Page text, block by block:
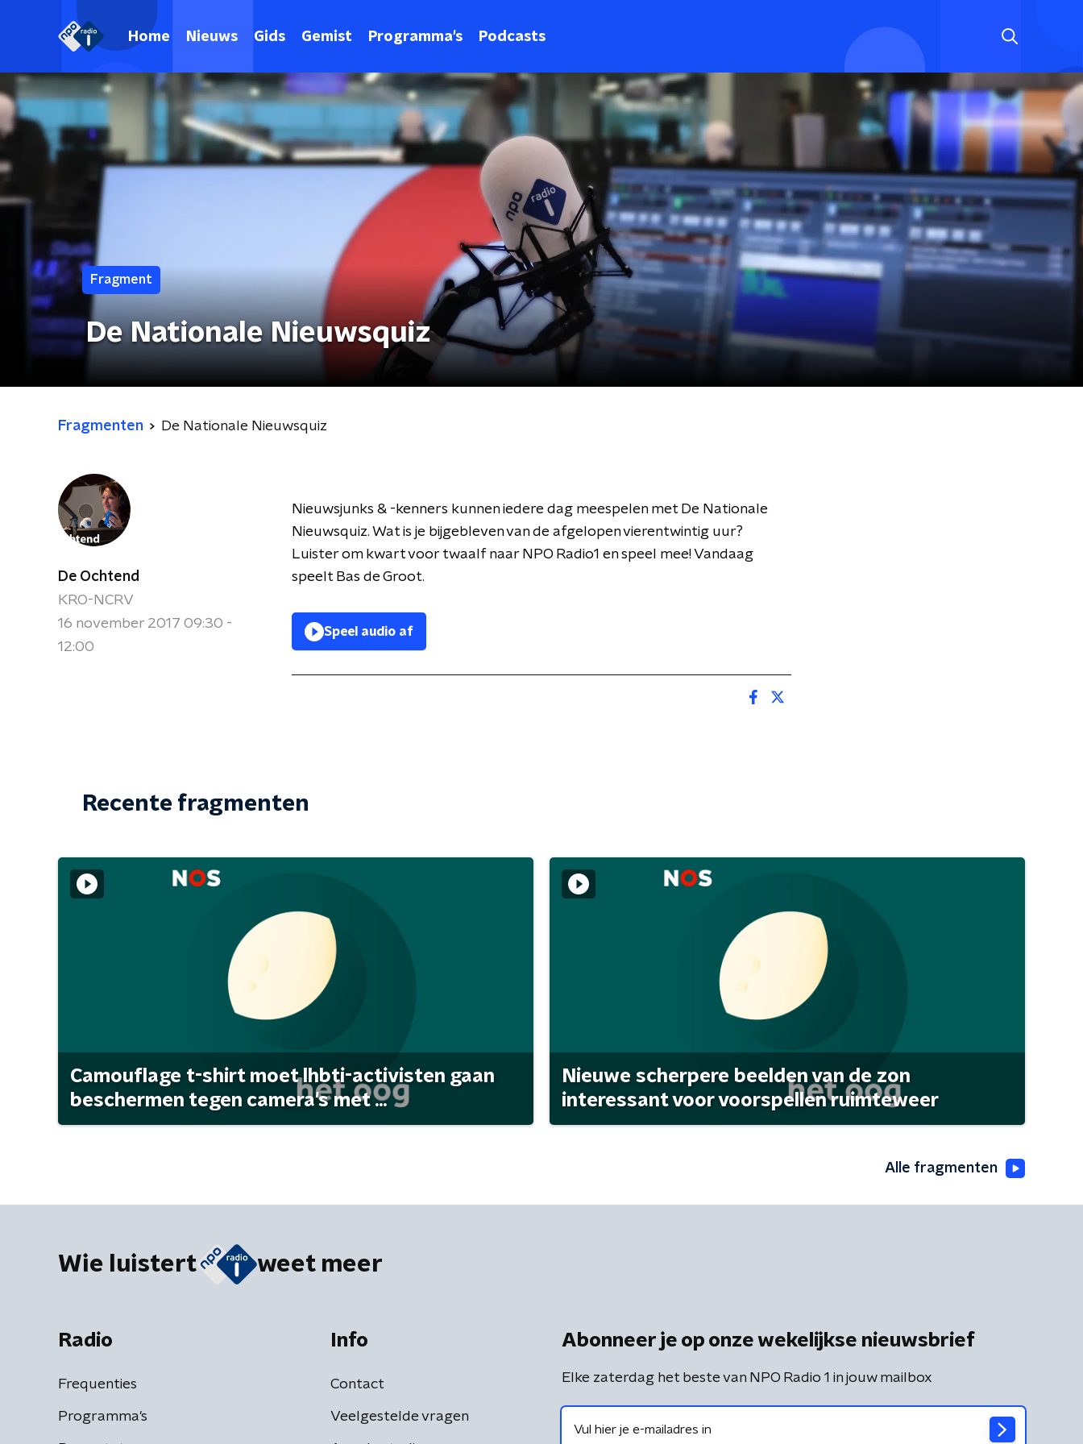
Home Nieuws Gids Gemist Programma's Podcasts
Fragment
De Nationale Nieuwsquiz
Fragmenten De Nationale Nieuwsquiz
De Ochtend
KRO-NCRV
16 november 2017 09:30 -
12:00
Nieuwsjunks & -kenners kunnen iedere dag meespelen met De Nationale
Nieuwsquiz. Wat is je bijgebleven van de afgelopen vierentwintig uur?
Luister om kwart voor twaalf naar NPO Radio1 en speel mee! Vandaag
speelt Bas de Groot.
Speel audio af
Recente fragmenten
Camouflage t-shirt moet lhbti-activisten gaan
beschermen tegen camera's met ...
Nieuwe scherpere beelden van de zon
interessant voor voorspellen ruimteweer
Alle fragmenten
Wie luistert weet meer
Radio
Frequenties
Programma's
Info
Contact
Veelgestelde vragen
Abonneer je op onze wekelijkse nieuwsbrief
Elke zaterdag het beste van NPO Radio 1 in jouw mailbox